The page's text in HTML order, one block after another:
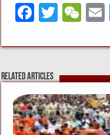
F
c
e
b
o
o
T
it
te
r
W
C
h
at
l
Related Articles